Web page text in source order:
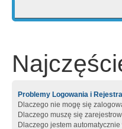
Problemy Logowania i
Dlaczego nie mogę się
Dlaczego muszę się
Dlaczego jestem